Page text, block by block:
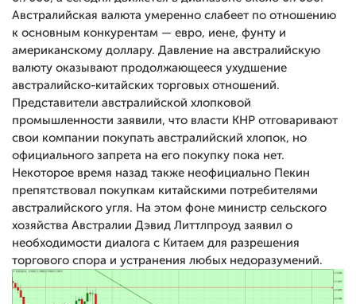
Австралийская валюта умеренно слабеет по отношению
к основным конкурентам — евро, иене, фунту и
американскому доллару. Давление на австралийскую
валюту оказывают продолжающееся ухудшение
австралийско-китайских торговых отношений.
Представители австралийской хлопковой
промышленности заявили, что власти КНР отговаривают
свои компании покупать австралийский хлопок, но
официального запрета на его покупку пока нет.
Некоторое время назад также неофициально Пекин
препятствовал покупкам китайскими потребителями
австралийского угля. На этом фоне министр сельского
хозяйства Австралии Дэвид Литтлпроуд заявил о
необходимости диалога с Китаем для разрешения
торгового спора и устранения любых недоразумений.